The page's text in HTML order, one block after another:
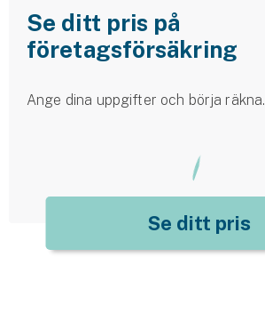
Se ditt pris på
företagsförsäkring
Ange dina uppgifter och börja räkna.
Se ditt pris